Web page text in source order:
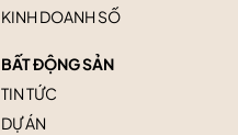
KINH DOANH SỐ
BẤT ĐỘNG SẢN
TIN TỨC
DỰ ÁN